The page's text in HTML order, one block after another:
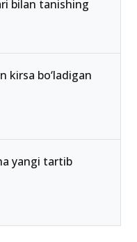
bilan tanishing
kirsa bo‘ladigan
yangi tartib